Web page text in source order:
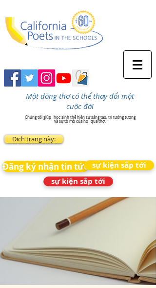
Một dòng thơ có thể thay đổi một
cuộc đời
Chúng tôi giúp
học sinh thể hiện sự sáng tạo, trí tưởng tượng
và sự tò mò của họ qua thơ.
Dịch trang này:
Đăng ký nhận tin tức sự kiện sắp tới
sự kiện sắp tới